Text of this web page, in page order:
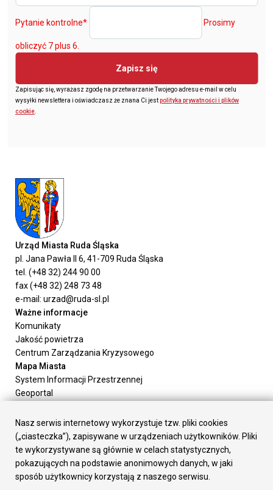
Pytanie kontrolne* Prosimy
obliczyć 7 plus 6.
Zapisz się
Zapisując się, wyrażasz zgodę na przetwarzanie Twojego adresu e-mail w celu
wysyłki newslettera i oświadczasz że znana Ci jestpolityka prywatności i plików
cookie
Urząd Miasta Ruda Śląska
pl. Jana Pawła II 6, 41-709 Ruda Śląska
tel. (+48 32) 244 90 00
fax (+48 32) 248 73 48
e-mail: urzad@ruda-sl.pl
Ważne informacje
Komunikaty
Jakość powietrza
Centrum Zarządzania Kryzysowego
Mapa Miasta
System Informacji Przestrzennej
Geoportal
Załatw sprawę
Prezydent Miasta
Rada Miasta
Wydziały
Elektroniczna Skrzynka Podawcza
Nasz serwis internetowy wykorzystuje tzw. pliki cookies
(„ciasteczka”), zapisywane w urządzeniach użytkowników. Pliki
te wykorzystywane są głównie w celach statystycznych,
pokazujących na podstawie anonimowych danych, w jaki
sposób użytkownicy korzystają z naszego serwisu.